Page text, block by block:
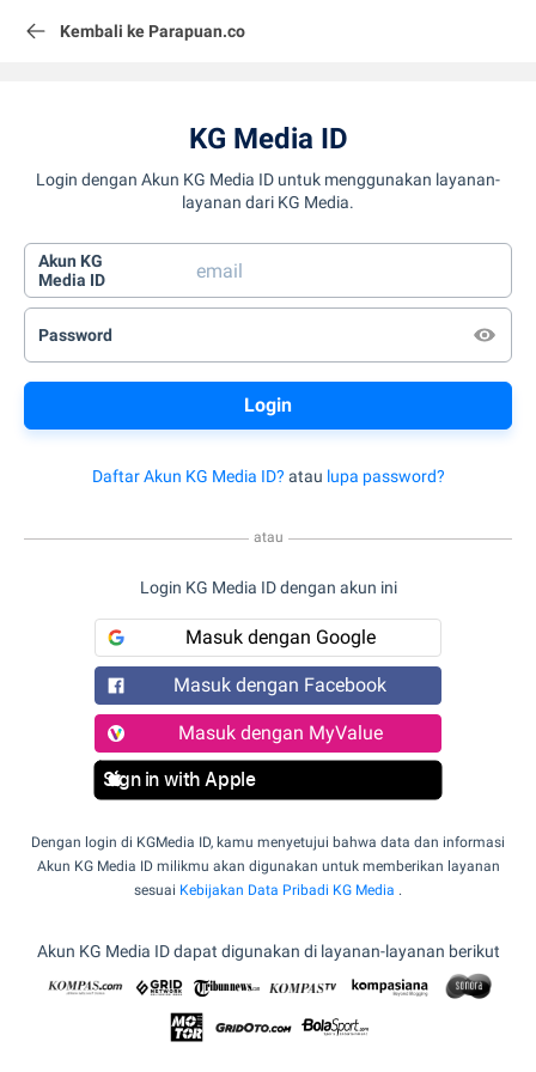
Kembali ke Parapuan.co
KG Media ID
Login dengan Akun KG Media ID untuk menggunakan layanan-
layanan dari KG Media.
Akun KG
Media ID
Password
Daftar Akun KG Media ID? atau lupa password?
atau
Login KG Media ID dengan akun ini
Masuk dengan Google
Masuk dengan Facebook
Masuk dengan MyValue
Sign in with Apple
Dengan login di KGMedia ID, kamu menyetujui bahwa data dan informasi
Akun KG Media ID milikmu akan digunakan untuk memberikan layanan
sesuai Kebijakan Data Pribadi KG Media .
Akun KG Media ID dapat digunakan di layanan-layanan berikut